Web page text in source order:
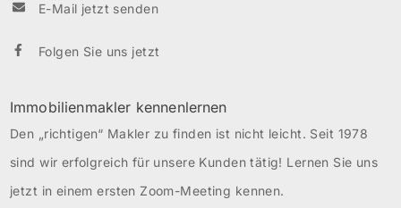
E-Mail jetzt senden
Folgen Sie uns jetzt
Immobilienmakler kennenlernen
Den „richtigen“ Makler zu finden ist nicht leicht. Seit 1978
sind wir erfolgreich für unsere Kunden tätig! Lernen Sie uns
jetzt in einem ersten Zoom-Meeting kennen.